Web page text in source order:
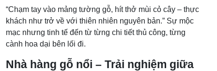
“Chạm tay vào mảng tường gỗ, hít thở mùi cỏ cây – thực
khách như trở về với thiên nhiên nguyên bản.” Sự mộc
mạc nhưng tinh tế đến từ từng chi tiết thủ công, từng
cành hoa dại bên lối đi.
Nhà hàng gỗ nổi – Trải nghiệm giữa